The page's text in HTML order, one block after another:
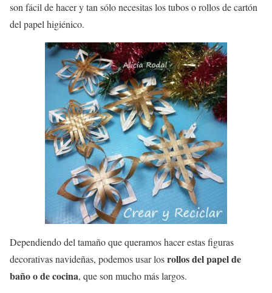
son fácil de hacer y tan sólo necesitas los tubos o rollos de cartón
del papel higiénico.
Dependiendo del tamaño que queramos hacer estas figuras
decorativas navideñas, podemos usar losrollos del papel de
baño o de cocina, que son mucho más largos.